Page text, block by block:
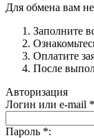
Для обмена вам
Заполните
Оплатите
После
Авторизация
Логин или e-mail *
Пароль *: